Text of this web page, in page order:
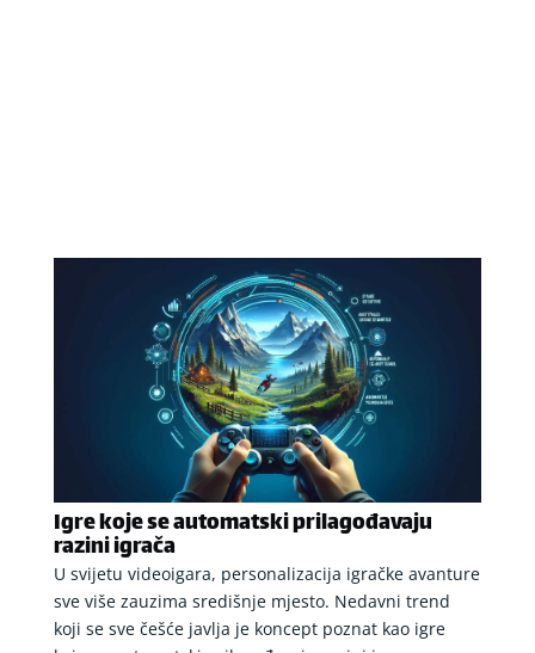
Igre koje se automatski prilagođavaju
razini igrača
U svijetu videoigara, personalizacija igračke avanture
sve više zauzima središnje mjesto. Nedavni trend
koji se sve češće javlja je koncept poznat kao igre